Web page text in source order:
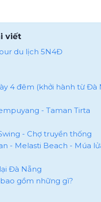
viết
du lịch 5N4Đ
4 đêm (khởi hành từ Đà
- Taman Tirta
- Chợ truyền thống
- Melasti Beach - Múa
Đà Nẵng
gồm những gì?